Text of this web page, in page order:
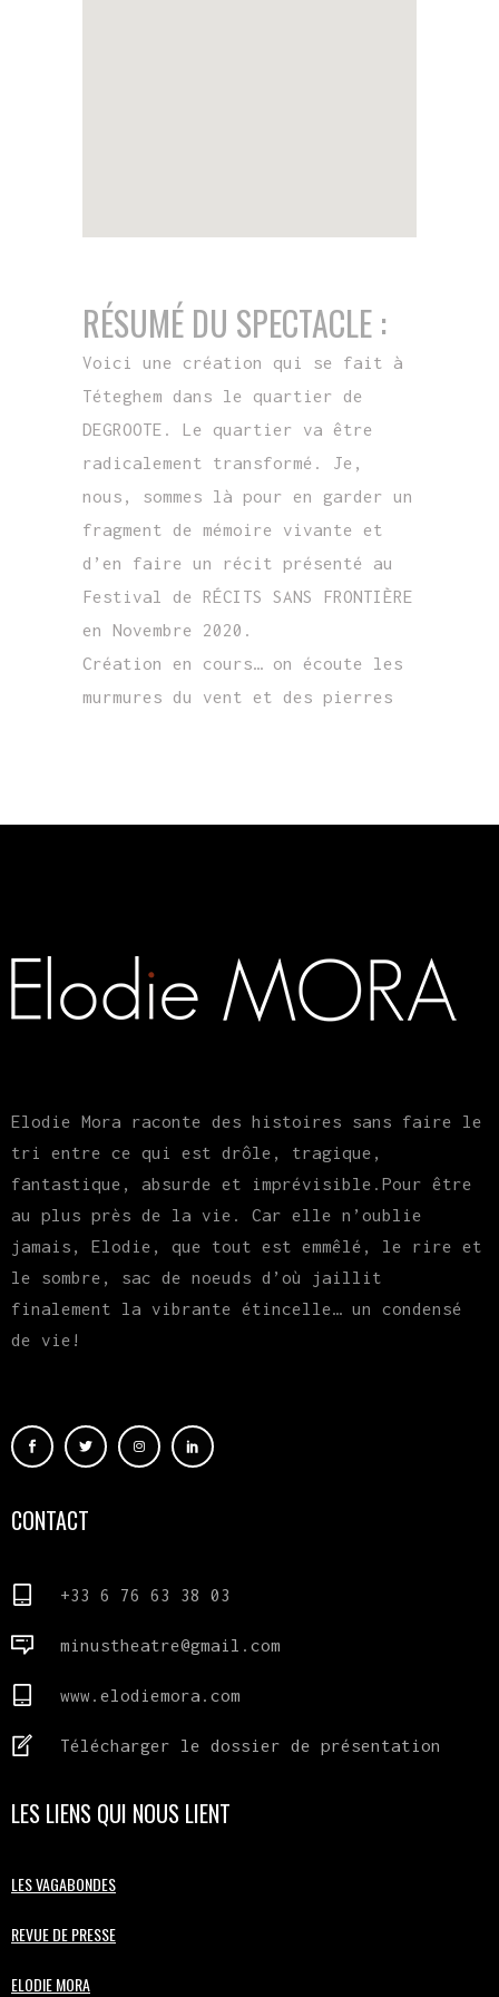
RÉSUMÉ DU SPECTACLE :
Voici une création qui se fait à
Téteghem dans le quartier de
DEGROOTE. Le quartier va être
radicalement transformé. Je,
nous, sommes là pour en garder un
fragment de mémoire vivante et
d’en faire un récit présenté au
Festival de RÉCITS SANS FRONTIÈRE
en Novembre 2020.
Création en cours… on écoute les
murmures du vent et des pierres
Elodie Mora raconte des histoires sans faire le
tri entre ce qui est drôle, tragique,
fantastique, absurde et imprévisible.Pour être
au plus près de la vie. Car elle n’oublie
jamais, Elodie, que tout est emmêlé, le rire et
le sombre, sac de noeuds d’où jaillit
finalement la vibrante étincelle… un condensé
de vie!
CONTACT
+33 6 76 63 38 03
minustheatre@gmail.com
www.elodiemora.com
Télécharger le dossier de présentation
LES LIENS QUI NOUS LIENT
LES VAGABONDES
REVUE DE PRESSE
ELODIE MORA